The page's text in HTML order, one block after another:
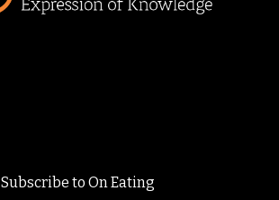
Subscribe to On Eating